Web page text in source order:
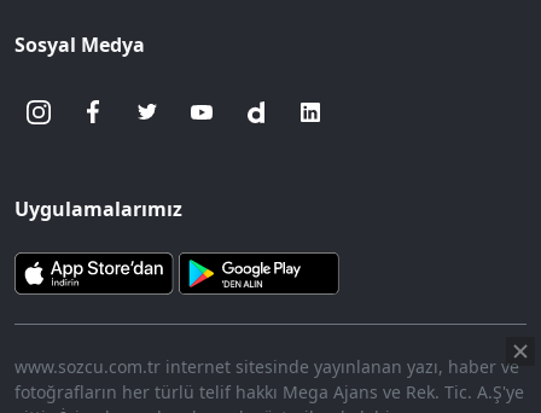
Sosyal Medya
Uygulamalarımız
www.sozcu.com.tr internet sitesinde yayınlanan yazı, haber ve
fotoğrafların her türlü telif hakkı Mega Ajans ve Rek. Tic. A.Ş'ye